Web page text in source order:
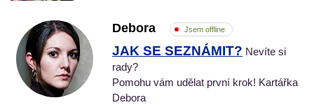
Debora Jsem offline
JAK SE SEZNÁMIT? Nevíte si
rady?
Pomohu vám udělat první krok! Kartářka
Debora